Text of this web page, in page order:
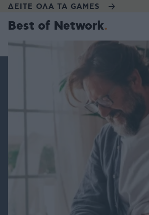
ΔΕΙΤΕ ΟΛΑ ΤΑ GAMES
Best of Network